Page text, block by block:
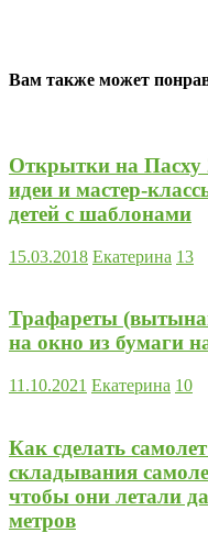
Вам также может
Открытки на
идеи и мастер-
детей с шаблонами
15.03.2018 Екатерина 13
Трафареты
на окно из бумаги
11.10.2021 Екатерина 10
Как сделать
складывания
чтобы они летали
метров